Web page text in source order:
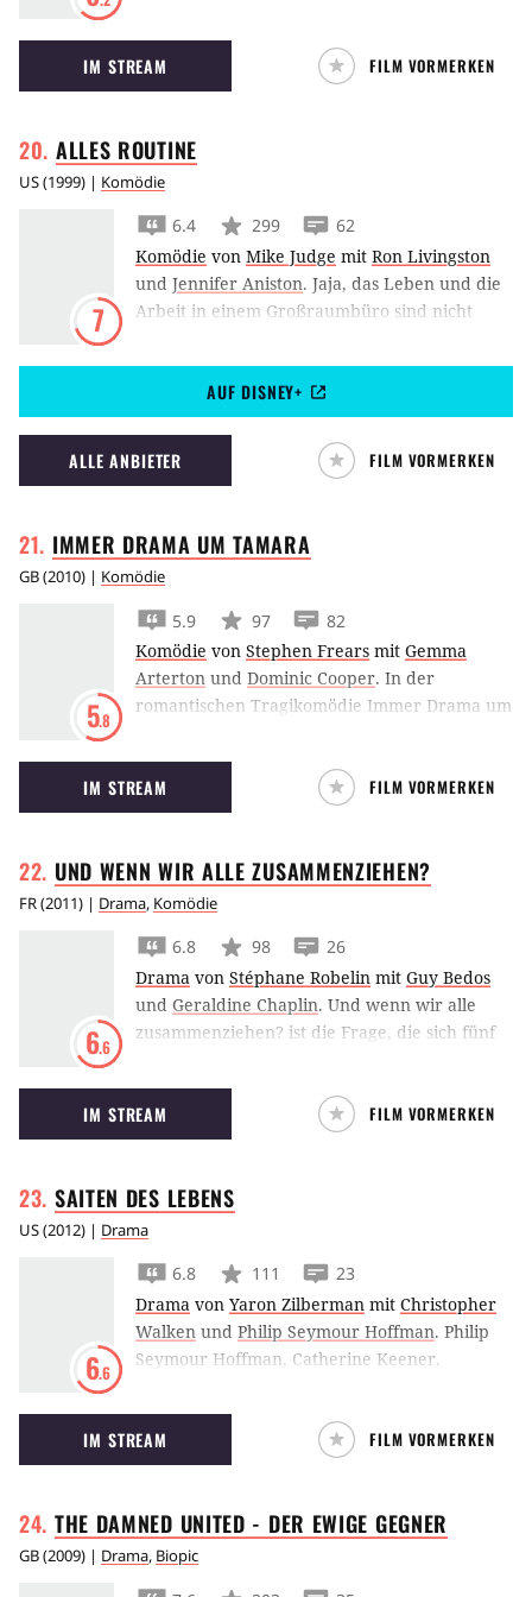
Thompson, der wieder von Johnny Depp
gespielt wird. Rum Diary handelt von Hunter
S. Thompsons Zeit in Puerto Rico.
IM STREAM FILM VORMERKEN
ALLES ROUTINE
US(1999) | Komödie
7
6.4 299
62
Komödie von Mike Judge mit Ron Livingston
und Jennifer Aniston. Jaja, das Leben und die
Arbeit in einem Großraumbüro sind nicht
machen kann. Einer der dort arbeitenden
Programmierer kommt mit seinem Beruf so
wenig klar, daß er Hilfe in der Hypnose
sucht - mit verheerenden Folgen!
AUF DISNEY+
ALLE ANBIETER FILM VORMERKEN
IMMER DRAMA UMTAMARA
GB(2010) | Komödie
5.8
5.9 97
82
Komödie von Stephen Frears mit Gemma
Arterton und Dominic Cooper. In der
romantischen Tragikomödie Immer Drama um
einem Mann den Kopf, sondern gleich dreien.
IM STREAM FILM VORMERKEN
UND WENN WIR ALLEZUSAMMENZIEHEN?
FR(2011) | Drama, Komödie
6.6
6.8 98
26
Drama von Stéphane Robelin mit Guy Bedos
und Geraldine Chaplin. Und wenn wir alle
zusammenziehen? ist die Frage, die sich fünf
betagt, wollen im Alter füreinander da sein.
Der Beginn einer anspruchsvollen
Wohngemeinschaft…
IM STREAM FILM VORMERKEN
SAITEN DES LEBENS
US(2012) | Drama
6.6
6.8 111
23
Drama von Yaron Zilberman mit Christopher
Walken und Philip Seymour Hoffman. Philip
Seymour Hoffman, Catherine Keener,
in Saiten des Lebens ein klassisches Streicher-
Quartett. Ein Schicksalsschlag bringt
Disharmonie in ihren perfekten
IM STREAM FILM VORMERKEN
THE DAMNED UNITED - DER EWIGE GEGNER
GB(2009) | Drama, Biopic